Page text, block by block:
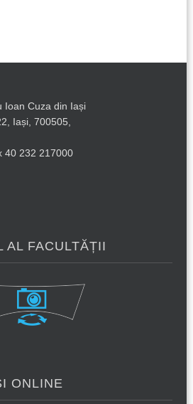
Ioan Cuza din Iași
Iași, 700505,
40 232 217000
AL FACULTĂȚII
ONLINE